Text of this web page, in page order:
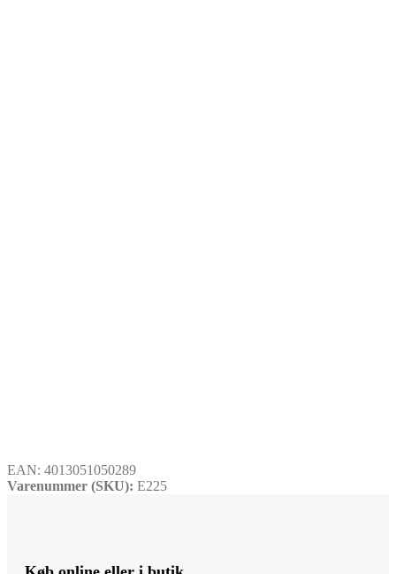
EAN: 4013051050289
Varenummer (SKU): E225